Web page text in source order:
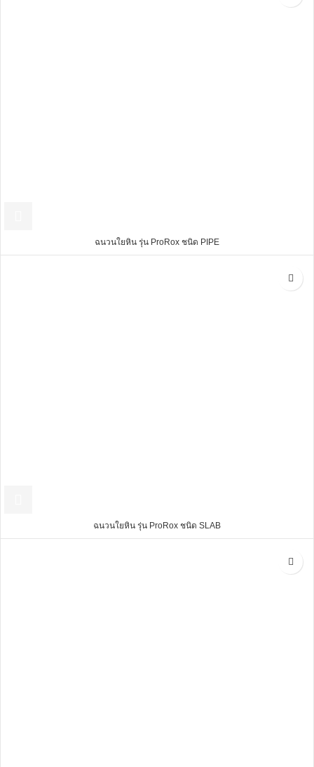
ฉนวนใยหิน รุ่น ProRox ชนิด PIPE
ฉนวนใยหิน รุ่น ProRox ชนิด SLAB